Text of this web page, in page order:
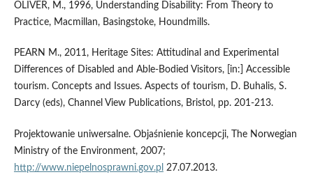
OLIVER, M., 1996, Understanding Disability: From Theory to
Practice, Macmillan, Basingstoke, Houndmills.
PEARN M., 2011, Heritage Sites: Attitudinal and Experimental
Differences of Disabled and Able-Bodied Visitors, [in:] Accessible
tourism. Concepts and Issues. Aspects of tourism, D. Buhalis, S.
Darcy (eds), Channel View Publications, Bristol, pp. 201-213.
Projektowanie uniwersalne. Objaśnienie koncepcji, The Norwegian
Ministry of the Environment, 2007;
http://www.niepelnosprawni.gov.pl 27.07.2013.